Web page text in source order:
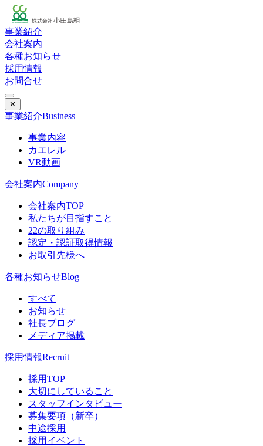
事業紹介
会社案内
各種お知らせ
採用情報
お問合せ
✕
事業紹介Business
事業内容
カエレル
VR動画
会社案内Company
会社案内TOP
私たちが目指すこと
22の取り組み
認定・認証取得情報
お取引先様へ
各種お知らせBlog
すべて
お知らせ
社長ブログ
メディア掲載
採用情報Recruit
採用TOP
大切にしていること
スタッフインタビュー
募集要項（新卒）
中途採用
採用イベント